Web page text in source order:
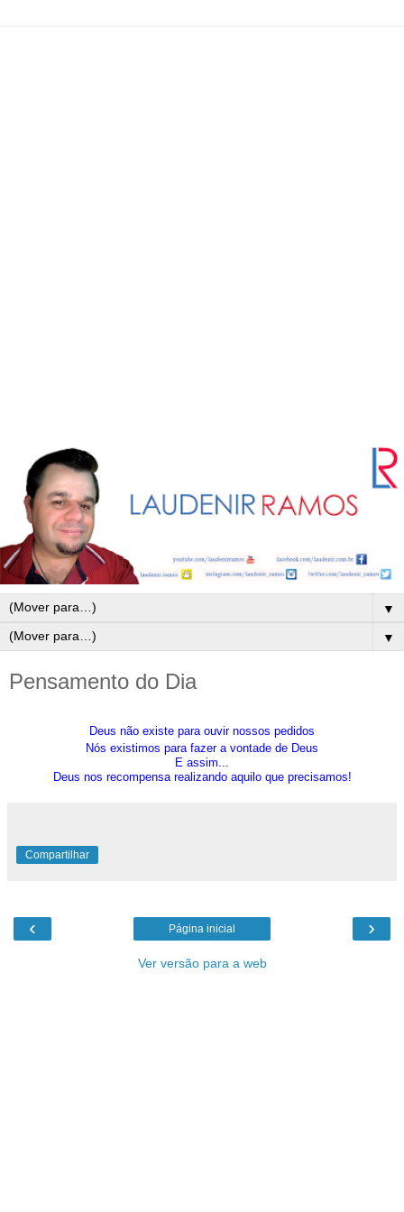
▼
▼
Pensamento do Dia
Deus não existe para ouvir nossos pedidos
Nós existimos para fazer a vontade de Deus
E assim...
Deus nos recompensa realizando aquilo que precisamos!
Compartilhar
‹ ›
Página inicial
Ver versão para a web